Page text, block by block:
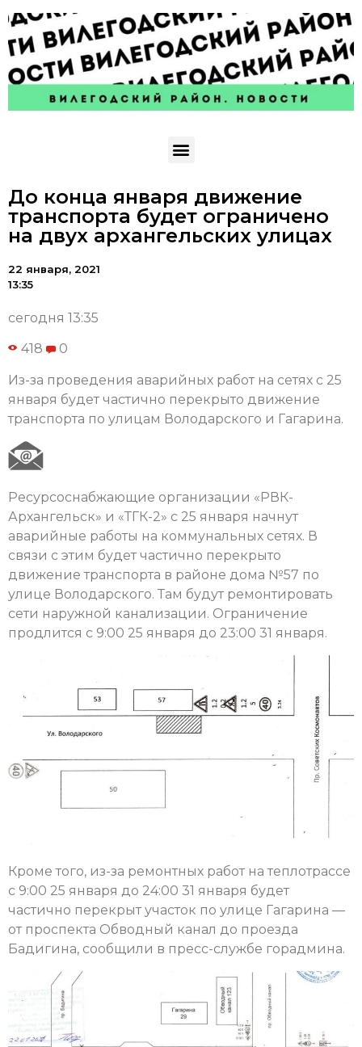
До конца января движение
транспорта будет ограничено
на двух архангельских улицах
22 января, 2021
13:35
сегодня 13:35
418 0
Из-за проведения аварийных работ на сетях с 25
января будет частично перекрыто движение
транспорта по улицам Володарского и Гагарина.
Ресурсоснабжающие организации «РВК-
Архангельск» и «ТГК-2» с 25 января начнут
аварийные работы на коммунальных сетях. В
связи с этим будет частично перекрыто
движение транспорта в районе дома №57 по
улице Володарского. Там будут ремонтировать
сети наружной канализации. Ограничение
продлится с 9:00 25 января до 23:00 31 января.
Кроме того, из-за ремонтных работ на теплотрассе
с 9:00 25 января до 24:00 31 января будет
частично перекрыт участок по улице Гагарина —
от проспекта Обводный канал до проезда
Бадигина, сообщили в пресс-службе горадмина.